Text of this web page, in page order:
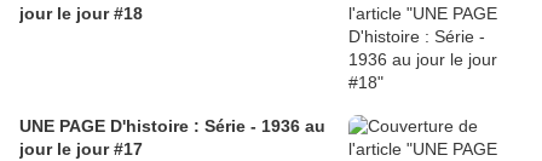
jour le jour #18
UNE PAGE D'histoire : Série - 1936 au
jour le jour #17